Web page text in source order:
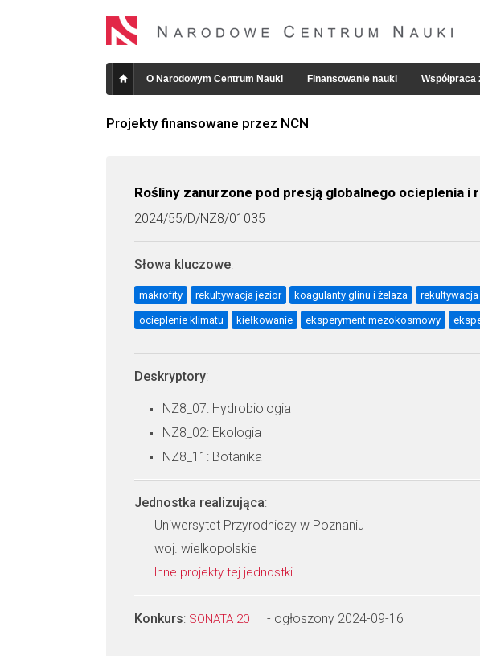
O Narodowym Centrum Nauki Finansowanie nauki
Projekty finansowane przez NCN
Rośliny zanurzone pod presją globalnego
2024/55/D/NZ8/01035
Słowa kluczowe:
makrofity rekultywacja jezior koagulanty glinu i żelaza
ocieplenie klimatu kiełkowanie eksperyment mezokosmowy
Deskryptory:
NZ8_07: Hydrobiologia
NZ8_02: Ekologia
NZ8_11: Botanika
Jednostka realizująca:
Uniwersytet Przyrodniczy w Poznaniu
woj. wielkopolskie
Inne projekty tej jednostki
Konkurs: SONATA 20 - ogłoszony 2024-09-16